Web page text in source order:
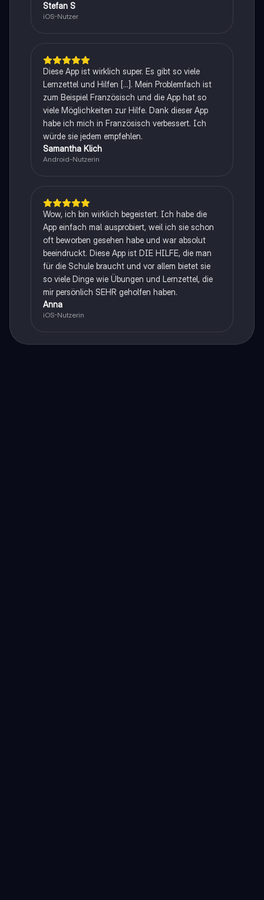
Stefan S
iOS-Nutzer
Diese App ist wirklich super. Es gibt so viele
Lernzettel und Hilfen [...]. Mein Problemfach ist
zum Beispiel Französisch und die App hat so
viele Möglichkeiten zur Hilfe. Dank dieser App
habe ich mich in Französisch verbessert. Ich
würde sie jedem empfehlen.
Samantha Klich
Android-Nutzerin
Wow, ich bin wirklich begeistert. Ich habe die
App einfach mal ausprobiert, weil ich sie schon
oft beworben gesehen habe und war absolut
beeindruckt. Diese App ist DIE HILFE, die man
für die Schule braucht und vor allem bietet sie
so viele Dinge wie Übungen und Lernzettel, die
mir persönlich SEHR geholfen haben.
Anna
iOS-Nutzerin